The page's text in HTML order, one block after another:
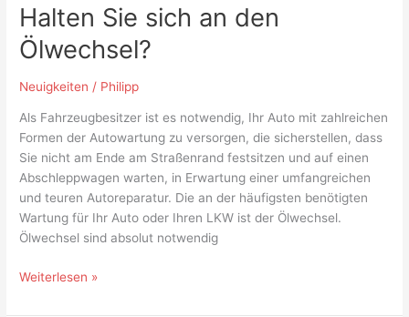
Halten Sie sich an den
Ölwechsel?
Neuigkeiten / Philipp
Als Fahrzeugbesitzer ist es notwendig, Ihr Auto mit zahlreichen
Formen der Autowartung zu versorgen, die sicherstellen, dass
Sie nicht am Ende am Straßenrand festsitzen und auf einen
Abschleppwagen warten, in Erwartung einer umfangreichen
und teuren Autoreparatur. Die an der häufigsten benötigten
Wartung für Ihr Auto oder Ihren LKW ist der Ölwechsel.
Ölwechsel sind absolut notwendig
sich
an
den
Weiterlesen »